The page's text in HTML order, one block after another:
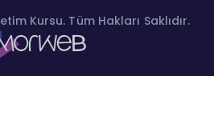
Kursu. Tüm Hakları Saklıdır.